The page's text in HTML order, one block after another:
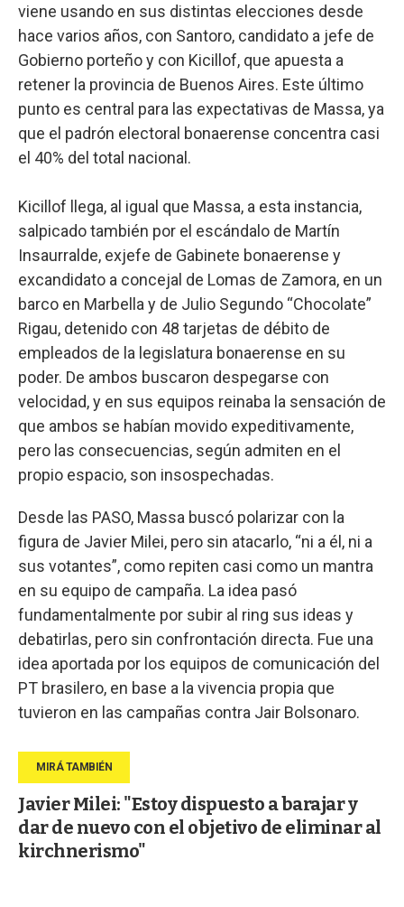
viene usando en sus distintas elecciones desde
hace varios años, con Santoro, candidato a jefe de
Gobierno porteño y con Kicillof, que apuesta a
retener la provincia de Buenos Aires. Este último
punto es central para las expectativas de Massa, ya
que el padrón electoral bonaerense concentra casi
el 40% del total nacional.
Kicillof llega, al igual que Massa, a esta instancia,
salpicado también por el escándalo de Martín
Insaurralde, exjefe de Gabinete bonaerense y
excandidato a concejal de Lomas de Zamora, en un
barco en Marbella y de Julio Segundo “Chocolate”
Rigau, detenido con 48 tarjetas de débito de
empleados de la legislatura bonaerense en su
poder. De ambos buscaron despegarse con
velocidad, y en sus equipos reinaba la sensación de
que ambos se habían movido expeditivamente,
pero las consecuencias, según admiten en el
propio espacio, son insospechadas.
Desde las PASO, Massa buscó polarizar con la
figura de Javier Milei, pero sin atacarlo, “ni a él, ni a
sus votantes”, como repiten casi como un mantra
en su equipo de campaña. La idea pasó
fundamentalmente por subir al ring sus ideas y
debatirlas, pero sin confrontación directa. Fue una
idea aportada por los equipos de comunicación del
PT brasilero, en base a la vivencia propia que
tuvieron en las campañas contra Jair Bolsonaro.
Javier Milei: "Estoy dispuesto a barajar y
dar de nuevo con el objetivo de eliminar al
kirchnerismo"